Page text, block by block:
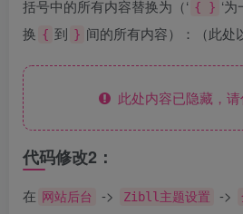
括号中的所有内容替换为（‘ { } ‘
换 { 到 } 间的所有内容）：（此处
此处内容已隐藏，请
代码修改2：
在 网站后台 -> Zibll主题设置 ->